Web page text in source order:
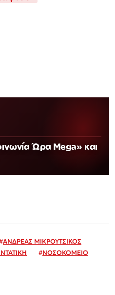
Ώρα Mega» και
ΑΝΔΡΕΑΣ ΜΙΚΡΟΥΤΣΙΚΟΣ
#ΝΟΣΟΚΟΜΕΙΟ